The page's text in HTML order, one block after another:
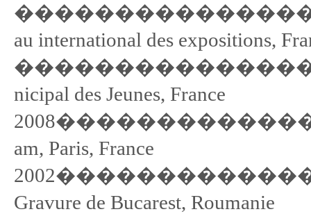
au international des expositions,
nicipal des Jeunes, France
2008����������������
am, Paris, France
2002����������������
Gravure de Bucarest, Roumanie